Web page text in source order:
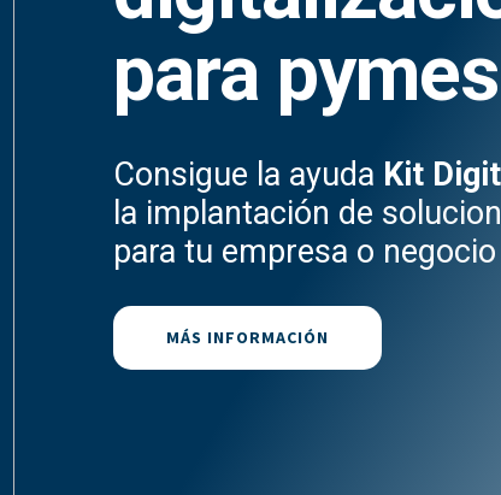
para pymes
Consigue la ayuda Kit
la implantación de
para tu empresa o negocio
MÁS INFORMACIÓN